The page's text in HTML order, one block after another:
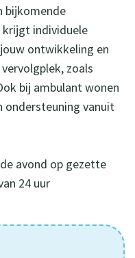
bijkomende
krijgt individuele
ontwikkeling en
zoals
bij ambulant wonen
ondersteuning vanuit
avond op gezette
24 uur